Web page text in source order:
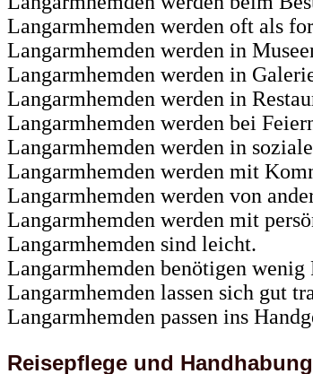
Langarmhemden werden oft als
Langarmhemden werden in
Langarmhemden werden in
Langarmhemden werden in
Langarmhemden werden bei
Langarmhemden werden in
Langarmhemden werden mit
Langarmhemden werden von
Langarmhemden werden mit
Langarmhemden sind leicht.
Langarmhemden benötigen wenig
Langarmhemden lassen sich gut
Langarmhemden passen ins
Reisepflege und